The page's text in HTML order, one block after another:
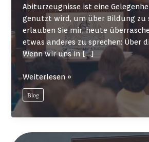
Abiturzeugnisse ist eine
genutzt wird, um über Bildung zu
erlauben Sie mir, heute
etwas anderes zu sprechen: Über
Wenn wir uns in […]
Rede
anlässlich
der
Abiturzeugnisse
Weiterlesen »
Blog